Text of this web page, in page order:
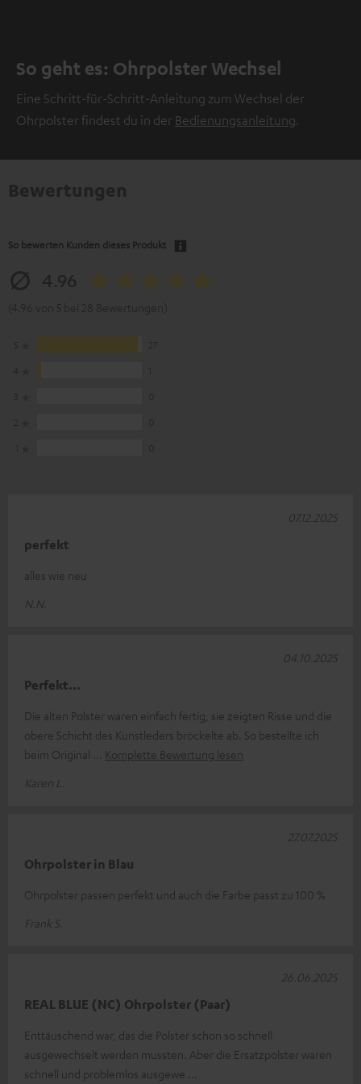
So geht es: Ohrpolster Wechsel
Eine Schritt-für-Schritt-Anleitung zum Wechsel der
Ohrpolster findest du in der Bedienungsanleitung.
So bewerten Kunden dieses Produkt
perfekt
alles wie neu
N.N.
07.12.2025
Perfekt...
Die alten Polster waren einfach fertig, sie zeigten Risse und die
obere Schicht des Kunstleders bröckelte ab. So bestellte ich
beim Original
Komplette Bewertung lesen
Karen L.
04.10.2025
Ohrpolster in Blau
Ohrpolster passen perfekt und auch die Farbe passt zu 100 %
Frank S.
27.07.2025
REAL BLUE (NC) Ohrpolster (Paar)
Enttäuschend war, das die Polster schon so schnell
ausgewechselt werden mussten. Aber die Ersatzpolster waren
schnell und problemlos ausgewe
26.06.2025